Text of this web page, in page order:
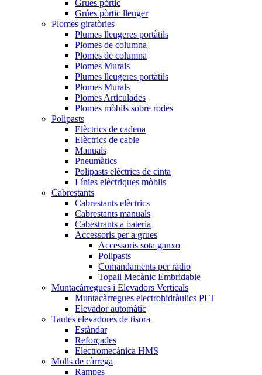
Grues pòrtic
Grúes pòrtic lleuger
Plomes giratòries
Plumes lleugeres portàtils
Plomes de columna
Plomes de columna
Plomes Murals
Plumes lleugeres portàtils
Plomes Murals
Plomes Articulades
Plomes mòbils sobre rodes
Polipasts
Elèctrics de cadena
Elèctrics de cable
Manuals
Pneumàtics
Polipasts elèctrics de cinta
Línies elèctriques mòbils
Cabrestants
Cabrestants elèctrics
Cabrestants manuals
Cabestrants a bateria
Accessoris per a grues
Accessoris sota ganxo
Polipasts
Comandaments per ràdio
Topall Mecànic Embridable
Muntacàrregues i Elevadors Verticals
Muntacàrregues electrohidràulics PLT
Elevador automàtic
Taules elevadores de tisora
Estàndar
Reforçades
Electromecànica HMS
Molls de càrrega
Rampes